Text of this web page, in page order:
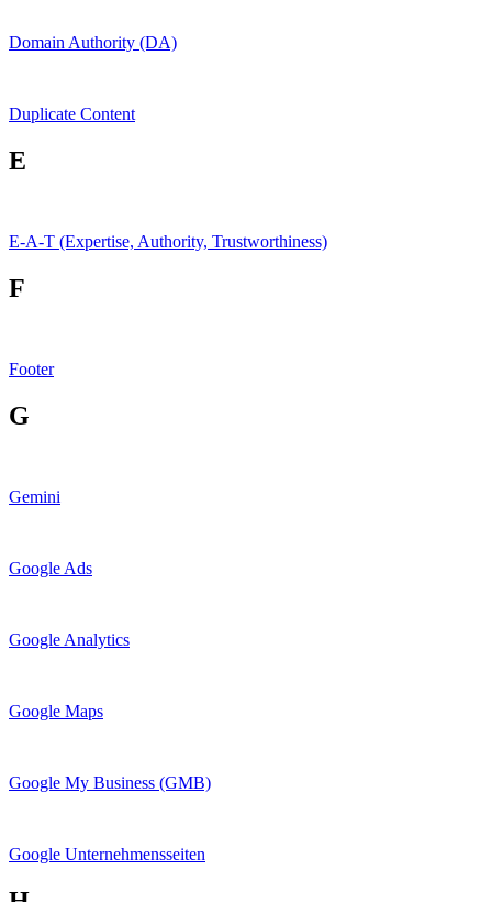
Domain Authority (DA)
Duplicate Content
E
E-A-T (Expertise, Authority, Trustworthiness)
F
Footer
G
Gemini
Google Ads
Google Analytics
Google Maps
Google My Business (GMB)
Google Unternehmensseiten